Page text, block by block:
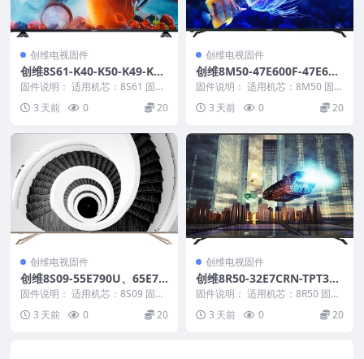
创维电视固件
创维8S61-K40-K50-K49-K65
主程序20150515_U盘刷机固
件
固件说明： 适用机芯：8S61 固件
大小：590 M 刷机方法： 第一种
方法： ...
3 天前 0 20
创维电视固件
创维8M50-47E600F-47E610
G-47E615L屏SEL470F0(LDF
-010)_U盘刷机固件
固件说明： 适用机芯：8M50 固件
大小：71 M 刷机方法： 第一种方
法： 1...
3 天前 0 20
创维电视固件
创维8S09-55E790U、65E79
0U天赐4.1软件主程序20140
721_U盘刷机固件
固件说明： 适用机芯：8S09 固件
大小：1265 M 刷机方法： 第一种
方法：...
3 天前 0 20
创维电视固件
创维8R50-32E7CRN-TPT315
B5-TAT01_U盘刷机固件
固件说明： 适用机芯：8R50 固件
大小：44 M 刷机方法： 第一种方
法： 1...
3 天前 0 20